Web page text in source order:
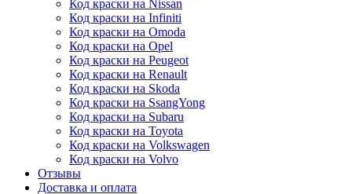
Код краски на Nissan
Код краски на Infiniti
Код краски на Omoda
Код краски на Opel
Код краски на Peugeot
Код краски на Renault
Код краски на Skoda
Код краски на SsangYong
Код краски на Subaru
Код краски на Toyota
Код краски на Volkswagen
Код краски на Volvo
Отзывы
Доставка и оплата